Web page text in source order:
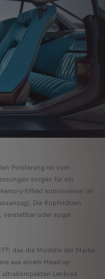
Polsterung ist vom
sorgen für ein
Effekt kobminieren im
Die Kopfstützen
oder sogar
das die Modelle der Marke
aus einem Head-up-
Lenkrad.